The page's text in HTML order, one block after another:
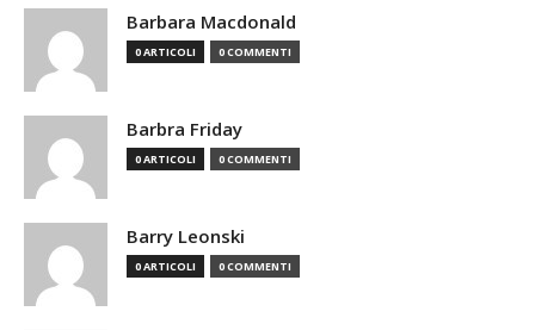
Barbara Macdonald
0 ARTICOLI 0 COMMENTI
Barbra Friday
0 ARTICOLI 0 COMMENTI
Barry Leonski
0 ARTICOLI 0 COMMENTI